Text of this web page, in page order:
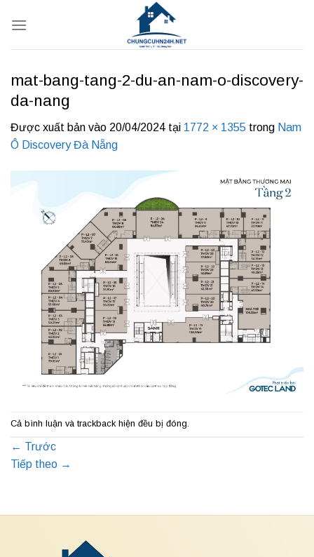
qua
mat-bang-tang-2-du-an-nam-o-discovery-
da-nang
Được xuất bản vào 20/04/2024 tại 1772 × 1355 trong Nam
Ô Discovery Đà Nẵng
Cả bình luận và trackback hiện đều bị đóng.
← Trước
Tiếp theo →